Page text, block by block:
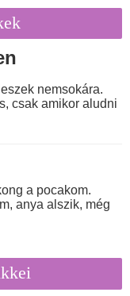
nemsokára.
csak amikor aludni
a pocakom.
anya alszik, még